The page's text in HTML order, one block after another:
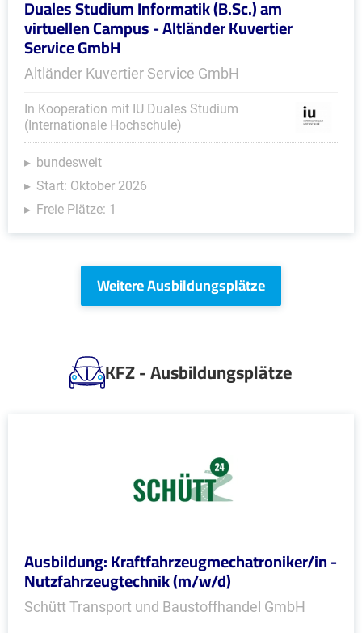
Duales Studium Informatik (B.Sc.) am
virtuellen Campus - Altländer Kuvertier
Service GmbH
Altländer Kuvertier Service GmbH
In Kooperation mit IU Duales Studium
(Internationale Hochschule)
bundesweit
Start: Oktober 2026
Freie Plätze: 1
Weitere Ausbildungsplätze
KFZ - Ausbildungsplätze
Ausbildung: Kraftfahrzeugmechatroniker/in -
Nutzfahrzeugtechnik (m/w/d)
Schütt Transport und Baustoffhandel GmbH